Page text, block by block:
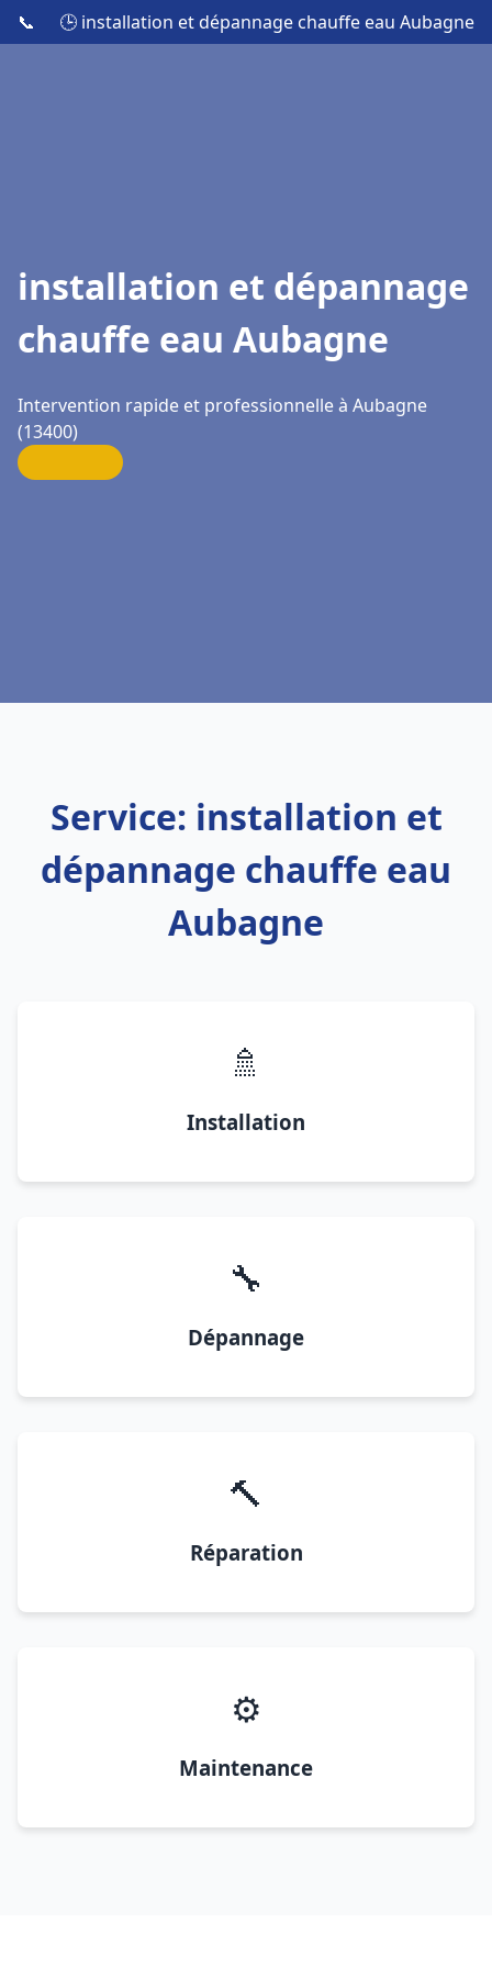
📞 🕒 installation et dépannage chauffe eau Aubagne
installation et dépannage
chauffe eau Aubagne
Intervention rapide et professionnelle à Aubagne
(13400)
Service: installation et
dépannage chauffe eau
Aubagne
🚿
Installation
🔧
Dépannage
🔨
Réparation
⚙️
Maintenance